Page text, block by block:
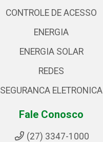
CONTROLE DE ACESSO
ENERGIA
ENERGIA SOLAR
REDES
SEGURANCA ELETRONICA
Fale Conosco
(27) 3347-1000